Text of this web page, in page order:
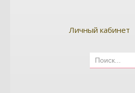
Личный кабинет